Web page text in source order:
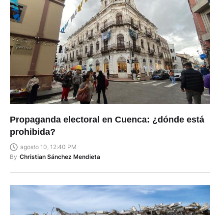
Propaganda electoral en Cuenca: ¿dónde está
prohibida?
agosto 10, 12:40 PM
By Christian Sánchez Mendieta